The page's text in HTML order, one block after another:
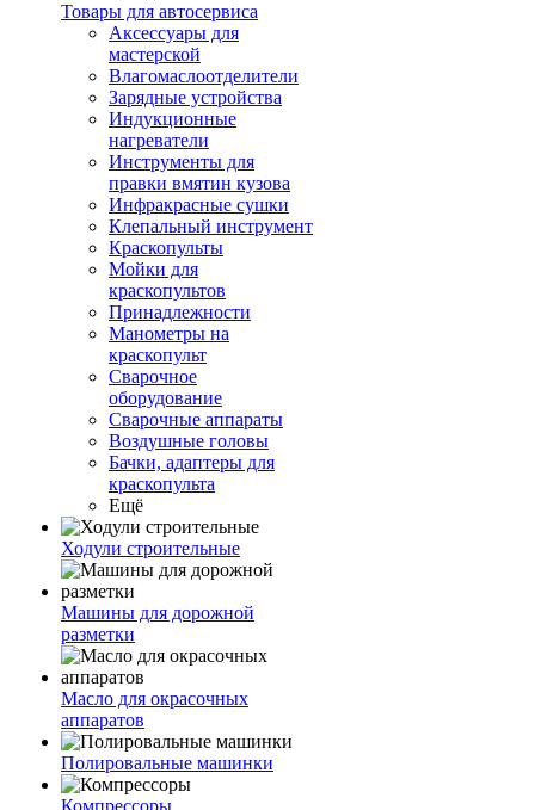
Товары для автосервиса
Аксессуары для
мастерской
Влагомаслоотделители
Зарядные устройства
Индукционные
нагреватели
Инструменты для
правки вмятин кузова
Инфракрасные сушки
Клепальный инструмент
Краскопульты
Мойки для
краскопультов
Принадлежности
Манометры на
краскопульт
Сварочное
оборудование
Сварочные аппараты
Воздушные головы
Бачки, адаптеры для
краскопульта
Ещё
Ходули строительные
Машины для дорожной
разметки
Масло для окрасочных
аппаратов
Полировальные машинки
Компрессоры